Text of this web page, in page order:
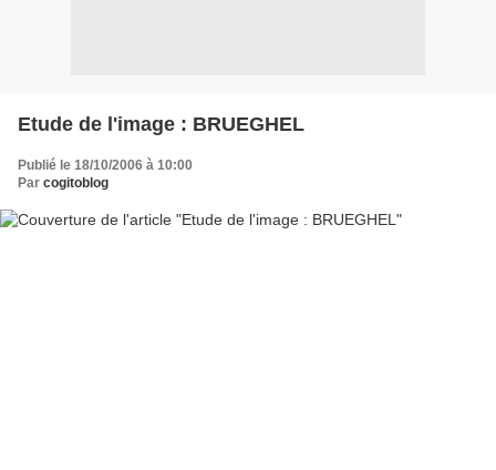
Etude de l'image : BRUEGHEL
Publié le 18/10/2006 à 10:00
Par cogitoblog